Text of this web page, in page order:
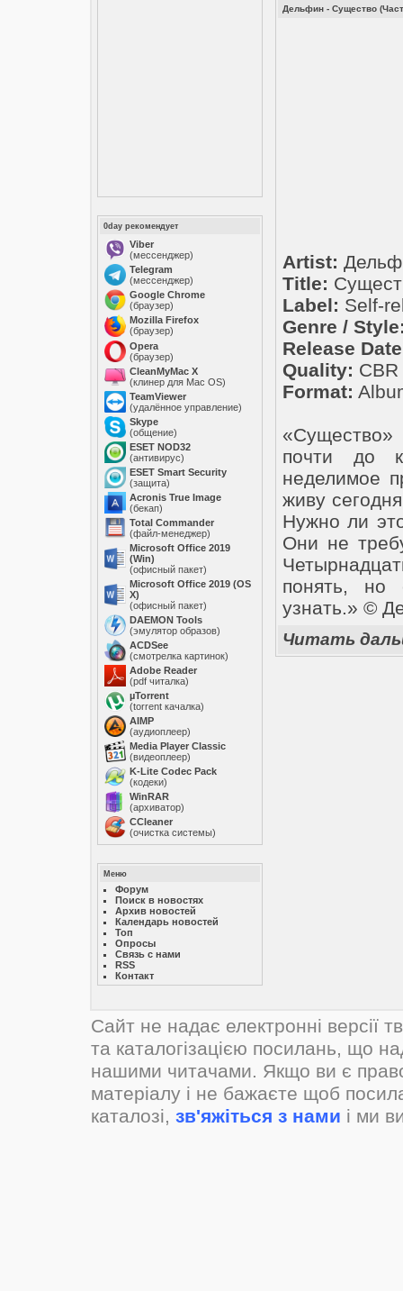
0day рекомендует
Viber
(мессенджер)
Telegram
(мессенджер)
Google Chrome
(браузер)
Mozilla Firefox
(браузер)
Opera
(браузер)
CleanMyMac X
(клинер для Mac OS)
TeamViewer
(удалённое управление)
Skype
(общение)
ESET NOD32
(антивирус)
ESET Smart Security
(защита)
Acronis True Image
(бекап)
Total Commander
(файл-менеджер)
Microsoft Office 2019
(Win)
(офисный пакет)
Microsoft Office 2019 (OS
X)
(офисный пакет)
DAEMON Tools
(эмулятор образов)
ACDSee
(смотрелка картинок)
Adobe Reader
(pdf читалка)
µTorrent
(torrent качалка)
AIMP
(аудиоплеер)
Media Player Classic
(видеоплеер)
K-Lite Codec Pack
(кодеки)
WinRAR
(архиватор)
ССleaner
(очистка системы)
Меню
Форум
Поиск в новостях
Архив новостей
Календарь новостей
Топ
Опросы
Связь с нами
RSS
Контакт
Дельфин - Существо
Artist:
Title:
Label: Self-
Genre /
Release
Quality:
Format:
почти до
неделимое
живу
Нужно ли
Они не
понять, но
узнать.» ©
Читать
Сайт не надає електронні версії
та каталогізацією посилань, що
нашими читачами. Якщо ви є
матеріалу і не бажаєте щоб
каталозі, зв'яжіться з нами і ми